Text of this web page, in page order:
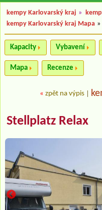
kempy Karlovarský kraj »
kempy Karlovarský kraj Mapa »
Kapacity Vybavení
Mapa Recenze
« zpět na výpis
Stellplatz Relax